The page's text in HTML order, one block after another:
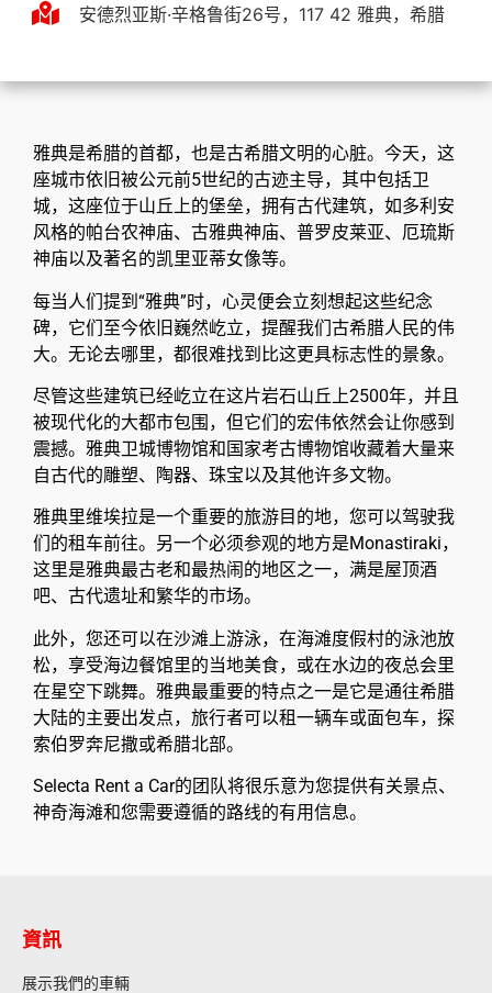
安德烈亚斯·辛格鲁街26号，117 42 雅典，希腊
雅典是希腊的首都，也是古希腊文明的心脏。今天，这
座城市依旧被公元前5世纪的古迹主导，其中包括卫
城，这座位于山丘上的堡垒，拥有古代建筑，如多利安
风格的帕台农神庙、古雅典神庙、普罗皮莱亚、厄琉斯
神庙以及著名的凯里亚蒂女像等。
每当人们提到“雅典”时，心灵便会立刻想起这些纪念
碑，它们至今依旧巍然屹立，提醒我们古希腊人民的伟
大。无论去哪里，都很难找到比这更具标志性的景象。
尽管这些建筑已经屹立在这片岩石山丘上2500年，并且
被现代化的大都市包围，但它们的宏伟依然会让你感到
震撼。雅典卫城博物馆和国家考古博物馆收藏着大量来
自古代的雕塑、陶器、珠宝以及其他许多文物。
雅典里维埃拉是一个重要的旅游目的地，您可以驾驶我
们的租车前往。另一个必须参观的地方是Monastiraki，
这里是雅典最古老和最热闹的地区之一，满是屋顶酒
吧、古代遗址和繁华的市场。
此外，您还可以在沙滩上游泳，在海滩度假村的泳池放
松，享受海边餐馆里的当地美食，或在水边的夜总会里
在星空下跳舞。雅典最重要的特点之一是它是通往希腊
大陆的主要出发点，旅行者可以租一辆车或面包车，探
索伯罗奔尼撒或希腊北部。
Selecta Rent a Car的团队将很乐意为您提供有关景点、
神奇海滩和您需要遵循的路线的有用信息。
資訊
展示我們的車輛